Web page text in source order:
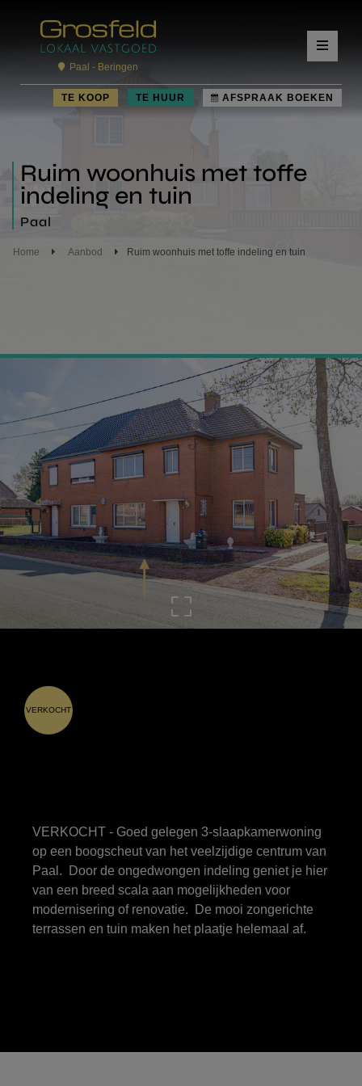
Paal - Beringen
TE KOOP TE HUUR AFSPRAAK BOEKEN
Ruim woonhuis met toffe
indeling en tuin
Paal
Home Aanbod Ruim woonhuis met toffe indeling en tuin
VERKOCHT
VERKOCHT - Goed gelegen 3-slaapkamerwoning
op een boogscheut van het veelzijdige centrum van
Paal. Door de ongedwongen indeling geniet je hier
van een breed scala aan mogelijkheden voor
modernisering of renovatie. De mooi zongerichte
terrassen en tuin maken het plaatje helemaal af.